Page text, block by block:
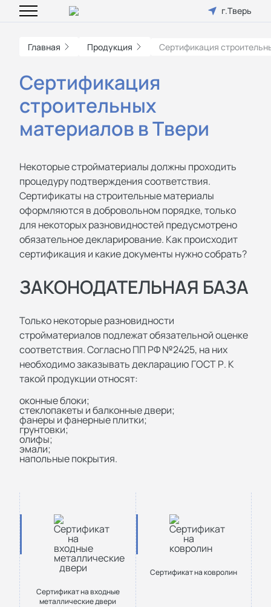
г.Тверь
Главная Продукция Сертификация
Сертификация
строительных
материалов в Твери
Некоторые стройматериалы должны проходить
процедуру подтверждения соответствия.
Сертификаты на строительные материалы
оформляются в добровольном порядке, только
для некоторых разновидностей предусмотрено
обязательное декларирование. Как происходит
сертификация и какие документы нужно собрать?
ЗАКОНОДАТЕЛЬНАЯ БАЗА
Только некоторые разновидности
стройматериалов подлежат обязательной оценке
соответствия. Согласно ПП РФ №2425, на них
необходимо заказывать декларацию ГОСТ Р. К
такой продукции относят:
оконные блоки;
стеклопакеты и балконные двери;
фанеры и фанерные плитки;
грунтовки;
олифы;
эмали;
напольные покрытия.
Сертификат на входные
металлические двери
Cертификат на ковролин